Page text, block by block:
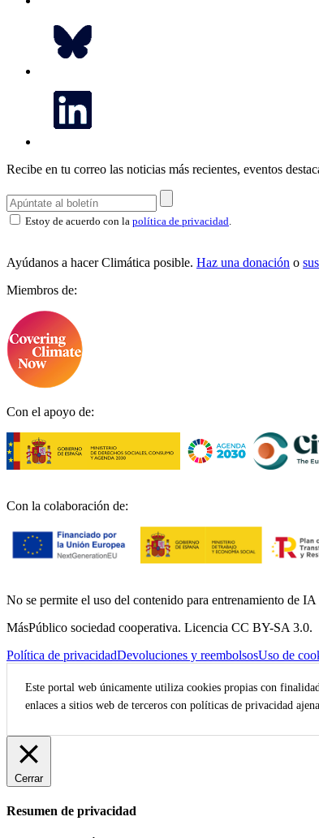
Recibe en tu correo las noticias más recientes, eventos
Estoy de acuerdo con la política de privacidad
Ayúdanos a hacer Climática posible. Haz una donación o
Miembros de:
Con el apoyo de:
Con la colaboración de:
No se permite el uso del contenido para entrenamiento de
MásPúblico sociedad cooperativa. Licencia CC BY-SA 3.0.
Política de privacidadDevoluciones y reembolsosUso de
Este portal web únicamente utiliza cookies propias con
enlaces a sitios web de terceros con políticas de privacidad
Cerrar
Resumen de privacidad